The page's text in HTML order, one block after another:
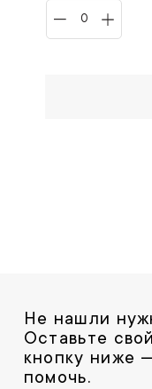
Не нашли
Оставьте
кнопку ниже
помочь.